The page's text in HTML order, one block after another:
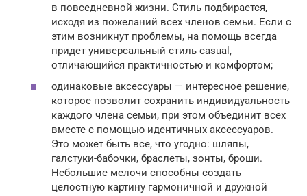
в повседневной жизни. Стиль подбирается,
исходя из пожеланий всех членов семьи. Если с
этим возникнут проблемы, на помощь всегда
придет универсальный стиль casual,
отличающийся практичностью и комфортом;
одинаковые аксессуары — интересное решение,
которое позволит сохранить индивидуальность
каждого члена семьи, при этом объединит всех
вместе с помощью идентичных аксессуаров.
Это может быть все, что угодно: шляпы,
галстуки-бабочки, браслеты, зонты, броши.
Небольшие мелочи способны создать
целостную картину гармоничной и дружной